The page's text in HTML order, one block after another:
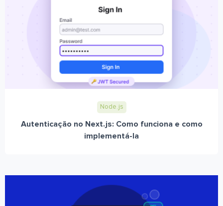
Node.js
Autenticação no Next.js: Como funciona e como
implementá-la